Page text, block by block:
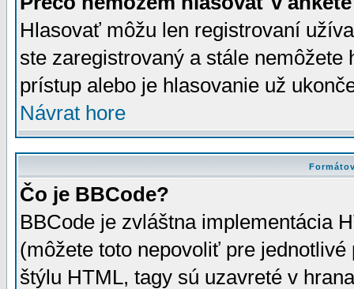
Hlasovať môžu len registrovaní
ste zaregistrovaný a stále
prístup alebo je hlasovanie už
Návrat hore
Čo je BBCode?
BBCode je zvláštna implementácia
(môžete toto nepovoliť pre
štýlu HTML, tagy sú uzavreté v